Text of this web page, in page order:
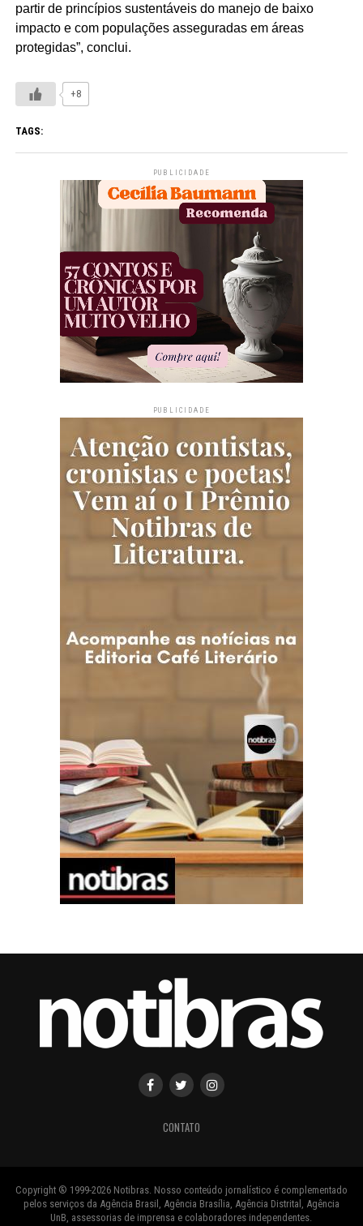
partir de princípios sustentáveis do manejo de baixo
impacto e com populações asseguradas em áreas
protegidas”, conclui.
+8
TAGS:
PUBLICIDADE
PUBLICIDADE
CONTATO
Copyright ® 1999-2026 Notibras. Nosso conteúdo jornalístico é complementado
pelos serviços da Agência Brasil, Agência Brasília, Agência Distrital, Agência
UnB, assessorias de imprensa e colaboradores independentes.